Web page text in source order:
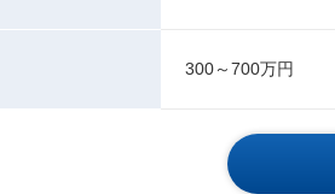
300～700万円